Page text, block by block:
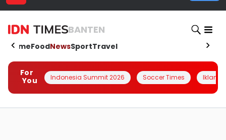
BANTEN
HomeFoodNewsSportTravel
For
You
Indonesia Summit 2026 Soccer Times Iklanin